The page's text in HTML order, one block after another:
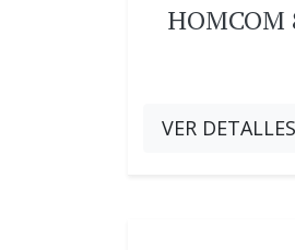
VER DETALLES